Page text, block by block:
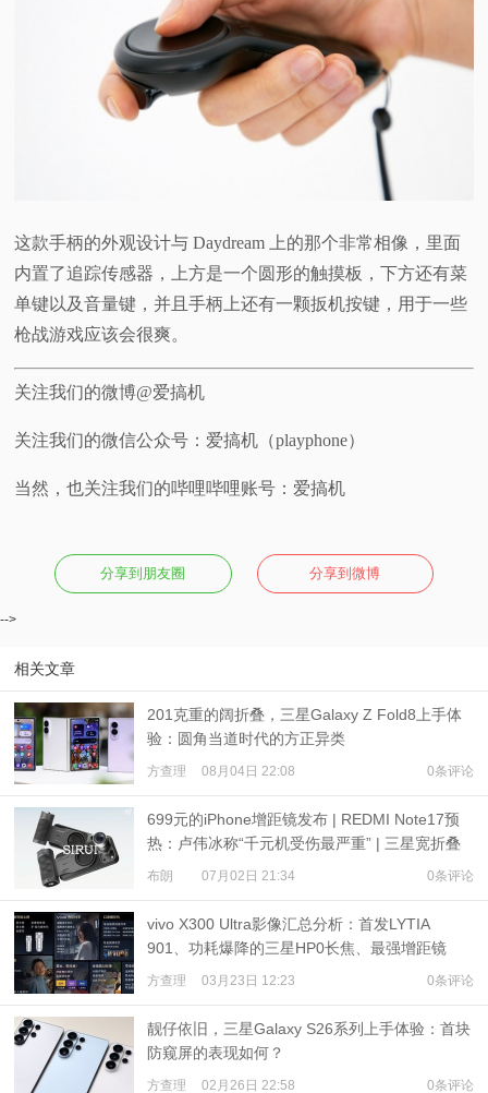
这款手柄的外观设计与 Daydream 上的那个非常相像，里面
内置了追踪传感器，上方是一个圆形的触摸板，下方还有菜
单键以及音量键，并且手柄上还有一颗扳机按键，用于一些
枪战游戏应该会很爽。
关注我们的微博@爱搞机
关注我们的微信公众号：爱搞机（playphone）
当然，也关注我们的哔哩哔哩账号：爱搞机
分享到朋友圈 分享到微博
-->
相关文章
201克重的阔折叠，三星Galaxy Z Fold8上手体
验：圆角当道时代的方正异类
方查理 08月04日 22:08 0条评论
699元的iPhone增距镜发布 | REDMI Note17预
热：卢伟冰称“千元机受伤最严重” | 三星宽折叠
或7月22日发布
布朗 07月02日 21:34 0条评论
vivo X300 Ultra影像汇总分析：首发LYTIA
901、功耗爆降的三星HP0长焦、最强增距镜
方查理 03月23日 12:23 0条评论
靓仔依旧，三星Galaxy S26系列上手体验：首块
防窥屏的表现如何？
方查理 02月26日 22:58 0条评论